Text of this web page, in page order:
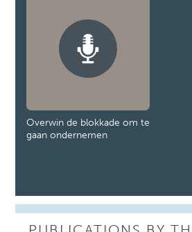
Overwin de blokkade om te
gaan ondernemen